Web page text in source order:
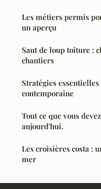
Les métiers permis
un aperçu
Saut de loup toiture :
chantiers
Stratégies
contemporaine
Tout ce que vous
aujourd'hui.
Les croisières costa :
mer